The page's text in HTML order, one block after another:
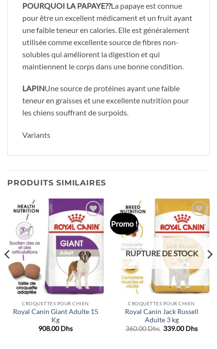
POURQUOI LA PAPAYE??La papaye est connue
pour être un excellent médicament et un fruit ayant
une faible teneur en calories. Elle est généralement
utilisée comme excellente source de fibres non-
solubles qui améliorent la digestion et qui
maintiennent le corps dans une bonne condition.
LAPINUne source de protéines ayant une faible
teneur en graisses et une excellente nutrition pour
les chiens souffrant de surpoids.
Variants
PRODUITS SIMILAIRES
Ajouter
à la liste
de
souhaits
CROQUETTES POUR CHIEN
Royal Canin Giant Adulte 15
Kg
908.00Dhs
Promo !
Ajouter
à la liste
souhaits
RUPTURE DE STOCK
CROQUETTES POUR CHIEN
Royal Canin Jack Russell
Adulte 3 kg
360.00Dhs Le
339.00DhsLe